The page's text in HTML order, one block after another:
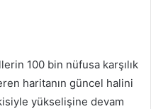
100 bin nüfusa karşılık
haritanın güncel halini
yükselişine devam